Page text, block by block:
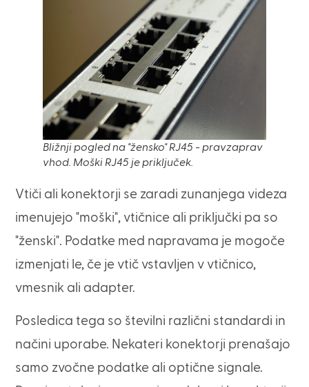
Bližnji pogled na "žensko" RJ45 - pravzaprav
vhod. Moški RJ45 je priključek.
Vtiči ali konektorji se zaradi zunanjega videza
imenujejo "moški", vtičnice ali priključki pa so
"ženski". Podatke med napravama je mogoče
izmenjati le, če je vtič vstavljen v vtičnico,
vmesnik ali adapter.
Posledica tega so številni različni standardi in
načini uporabe. Nekateri konektorji prenašajo
samo zvočne podatke ali optične signale.